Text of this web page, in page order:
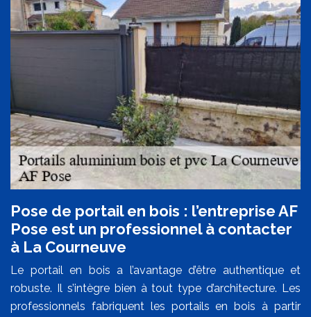
Pose de portail en bois : l’entreprise AF
Pose est un professionnel à contacter
à La Courneuve
Le portail en bois a l’avantage d’être authentique et
robuste. Il s’intègre bien à tout type d’architecture. Les
professionnels fabriquent les portails en bois à partir